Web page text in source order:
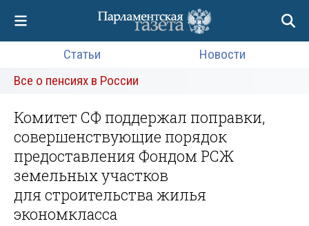
Статьи
Новости
Все о пенсиях в России
Комитет СФ поддержал поправки,
совершенствующие порядок
предоставления Фондом РСЖ
земельных участков
для строительства жилья
экономкласса